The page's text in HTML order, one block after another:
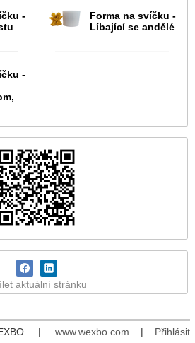
-
Forma na svíčku -
Líbající se andělé
-
aktuální stránku
| www.wexbo.com | Přihlásit